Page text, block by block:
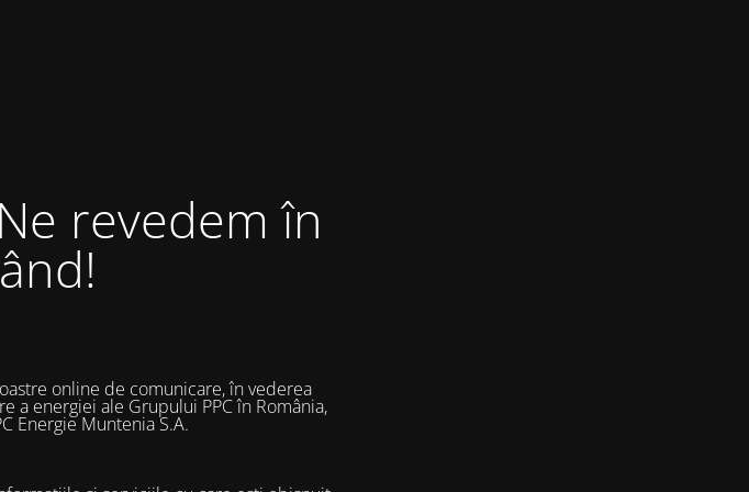
revedem în
online de comunicare, în vederea
a energiei ale Grupului PPC în România,
Energie Muntenia S.A.